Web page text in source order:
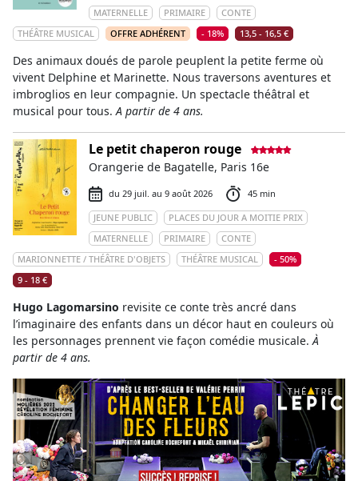
MATERNELLE
PRIMAIRE
CONTE
THÉÂTRE MUSICAL
OFFRE ADHÉRENT - 18% 13,5 - 16,5 €
Des animaux doués de parole peuplent la petite ferme où
vivent Delphine et Marinette. Nous traversons aventures et
imbroglios en leur compagnie. Un spectacle théâtral et
musical pour tous.A partir de 4 ans.
Le petit chaperon rouge
Orangerie de Bagatelle, Paris 16e
du 29 juil. au 9 août 2026
45 min
JEUNE PUBLIC
PLACES DU JOUR A MOITIE PRIX
MATERNELLE
PRIMAIRE
CONTE
MARIONNETTE / THÉÂTRE D'OBJETS
THÉÂTRE MUSICAL
- 50%
9 - 18 €
Hugo Lagomarsino revisite ce conte très ancré dans
l’imaginaire des enfants dans un décor haut en couleurs où
les personnages prennent vie façon comédie musicale.À
partir de 4 ans.